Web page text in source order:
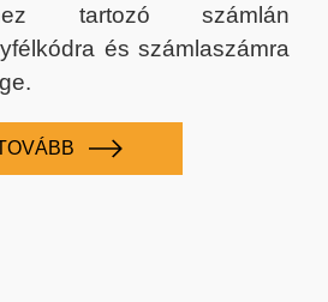
tartozó számlán
és számlaszámra